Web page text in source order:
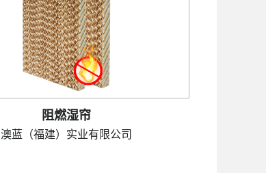
阻燃湿帘
澳蓝（福建）实业有限公司